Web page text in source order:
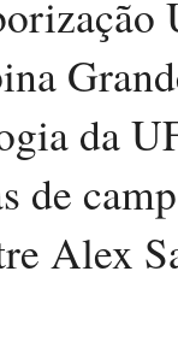
da
de
Alex